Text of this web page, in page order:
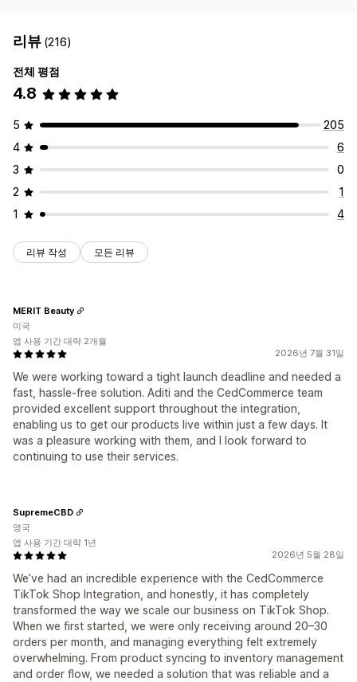
리뷰 (216)
전체 평점
4.8
5
205
4
6
3
0
2
1
1
4
리뷰 작성 모든 리뷰
2026년 7월 31일
We were working toward a tight launch deadline and needed a
fast, hassle-free solution. Aditi and the CedCommerce team
provided excellent support throughout the integration,
enabling us to get our products live within just a few days. It
was a pleasure working with them, and I look forward to
continuing to use their services.
MERIT Beauty
미국
앱 사용 기간 대략 2개월
2026년 5월 28일
We’ve had an incredible experience with the CedCommerce
TikTok Shop Integration, and honestly, it has completely
transformed the way we scale our business on TikTok Shop.
When we first started, we were only receiving around 20–30
orders per month, and managing everything felt extremely
overwhelming. From product syncing to inventory management
and order flow, we needed a solution that was reliable and a
SupremeCBD
영국
앱 사용 기간 대략 1년